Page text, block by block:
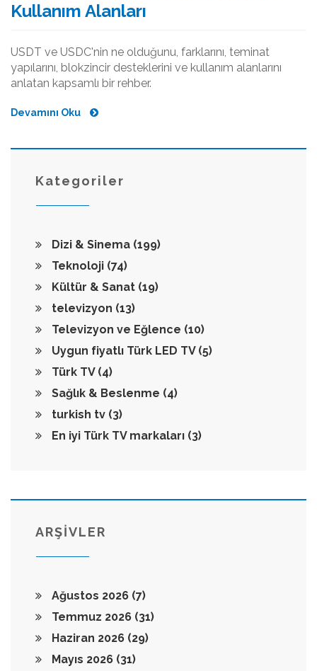
Kullanım Alanları
USDT ve USDC'nin ne olduğunu, farklarını, teminat
yapılarını, blokzincir desteklerini ve kullanım alanlarını
anlatan kapsamlı bir rehber.
Devamını Oku
Kategoriler
Dizi & Sinema (199)
Teknoloji (74)
Kültür & Sanat (19)
televizyon (13)
Televizyon ve Eğlence (10)
Uygun fiyatlı Türk LED TV (5)
Türk TV (4)
Sağlık & Beslenme (4)
turkish tv (3)
En iyi Türk TV markaları (3)
ARŞİVLER
Ağustos 2026 (7)
Temmuz 2026 (31)
Haziran 2026 (29)
Mayıs 2026 (31)